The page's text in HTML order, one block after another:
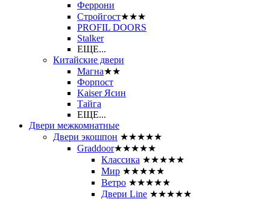
Феррони
Стройгост★★★
PROFIL DOORS
Stalker
ЕЩЕ...
Китайские двери
Магна★★
Форпост
Kaiser Ясин
Тайга
ЕЩЕ...
Двери межкомнатные
Двери экошпон ★★★★★
Graddoor★★★★★
Классика ★★★★★
Мир ★★★★★
Ветро ★★★★★
Двери Line ★★★★★